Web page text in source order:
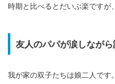
時期と比べるとだいぶ楽ですが
友人のパパが涙しなが
我が家の双子たちは娘二人です。